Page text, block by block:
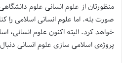
منظورتان از علوم انسانی علوم
صورت بله. اما علوم انسانی اسلامی را
خواهد کرد. البته اکنون علوم انسانی،
پروژه‌ی اسلامی سازی علوم انسانی